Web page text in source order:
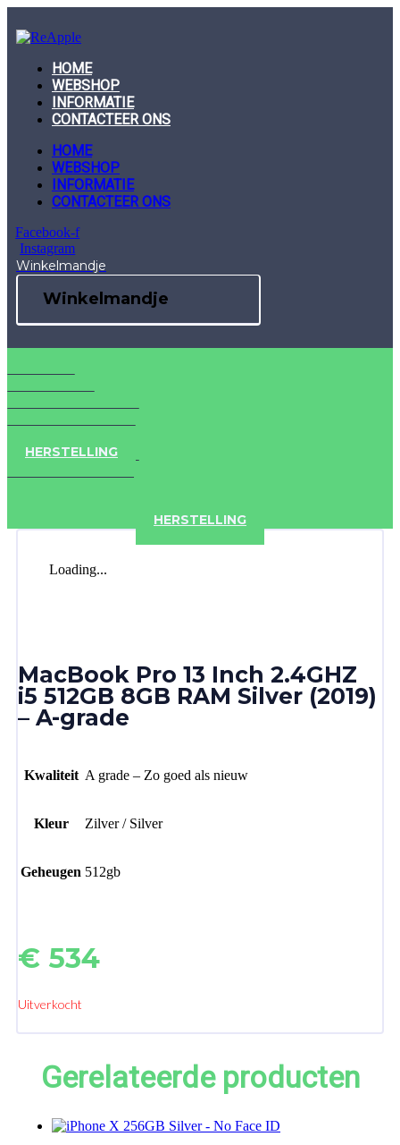
to
content
HOME
WEBSHOP
INFORMATIE
CONTACTEER ONS
HOME
WEBSHOP
INFORMATIE
CONTACTEER ONS
Facebook-f
Instagram
Winkelmandje
Winkelmandje
HERSTELLING
HERSTELLING
Loading...
MacBook Pro 13 Inch 2.4GHZ
i5 512GB 8GB RAM Silver (2019)
– A-grade
Kwaliteit A grade – Zo goed als nieuw
Kleur Zilver / Silver
Geheugen 512gb
€ 534
Uitverkocht
Gerelateerde producten